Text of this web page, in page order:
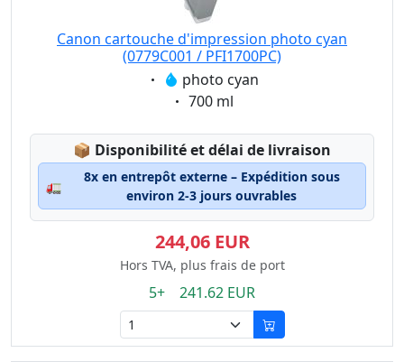
Canon cartouche d'impression photo cyan
(0779C001 / PFI1700PC)
Eigenschaft:
photo cyan
Eigenschaft:
700 ml
📦 Lagerstatus:
Disponibilité et délai de livraison
🚛
8x en entrepôt externe – Expédition sous
environ 2-3 jours ouvrables
244,06 EUR
Hors TVA, plus frais de port
5+ 241.62 EUR